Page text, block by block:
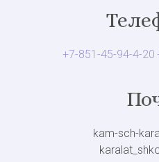
+7-851-45-94-4-20
kam-sch-